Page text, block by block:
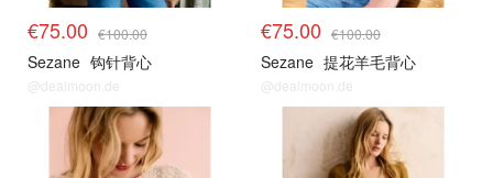
€75.00 €100.00
Sezane 钩针背心
@dealmoon.de
€75.00 €100.00
Sezane 提花羊毛背心
@dealmoon.de